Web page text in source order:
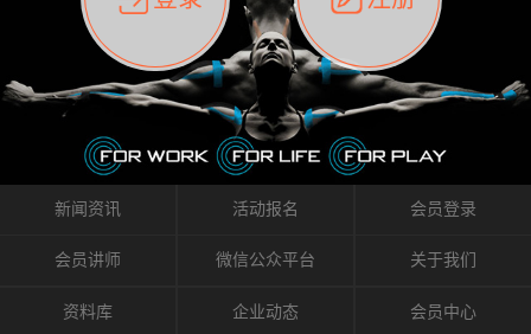
象。不同的条件下，同一个身体，不同的部位
皮肤的敏感度也有不同。因此我们KINESIO要做
的，是在研发生产过程中竭尽全力的降低致敏
性，减少贴布本身带来的致敏率。那到底是什
么原因引起的过敏瘙痒呢？我整理了以下内容
仅供大家参考，希望能给予大家帮助。首先我
们分析解剖下过敏的原因，然后简说一下
KINESIO贴布贴扎后预防应对。我把导致过敏的
原因，简单分为外因和内因。外因1，贴布贴布
括：1）面料的伸展率、回缩率、纤维的刺激
能会给皮肤带来过度的刺激，从而引起过敏瘙
有毒细菌和无毒细菌，它们起着保持身体平衡
的作用。 Kinesio肌内效贴不像药物那样在短时
间内表现出症状，而是通过花费时间创造一个
对身体没有伤害（副作用等）的环境来减轻症
状。 但是，由于营养、精神、运动的平衡被破
坏，各种细胞就会发生病态变化。 在一定的状
态下，细胞因子会自动捕捉异常，并在细胞之
间传递适当的修复信息。可以收集各自所需的
因子级联；细胞因子的连锁反应）。 如果这种
者甚至提供不需要的物质。 因此，身体所需的
自然愈合能力不仅不能发挥作用，反而会造成
肤上下左右运动，有效的辅助修复关节周围组
织的筋膜。它可以作用于关节或肌肉表面，释
放压力，刺激深层筋膜。“雪花”贴扎疗法是一
种可以改变肌肉、筋膜和间质液之间自然流动
关系的方法。 间质液间质被称为人体的新器
官。研究人员认为，整个身体的网络是由坚韧
且柔软的蛋白质结构所支撑的相互连接的充满
流体的空间构成的。如果作为脏器，这是人体
最大的脏器，约占体重的20%（相比之下，皮
内流通，有助于细胞的再生和恢复。“1”“雪花”
周围进行轻柔的刺激，改善受影响的关节和肌
新闻资讯 活动报名 会员登录
会员讲师 微信公众平台 关于我们
资料库 企业动态 会员中心